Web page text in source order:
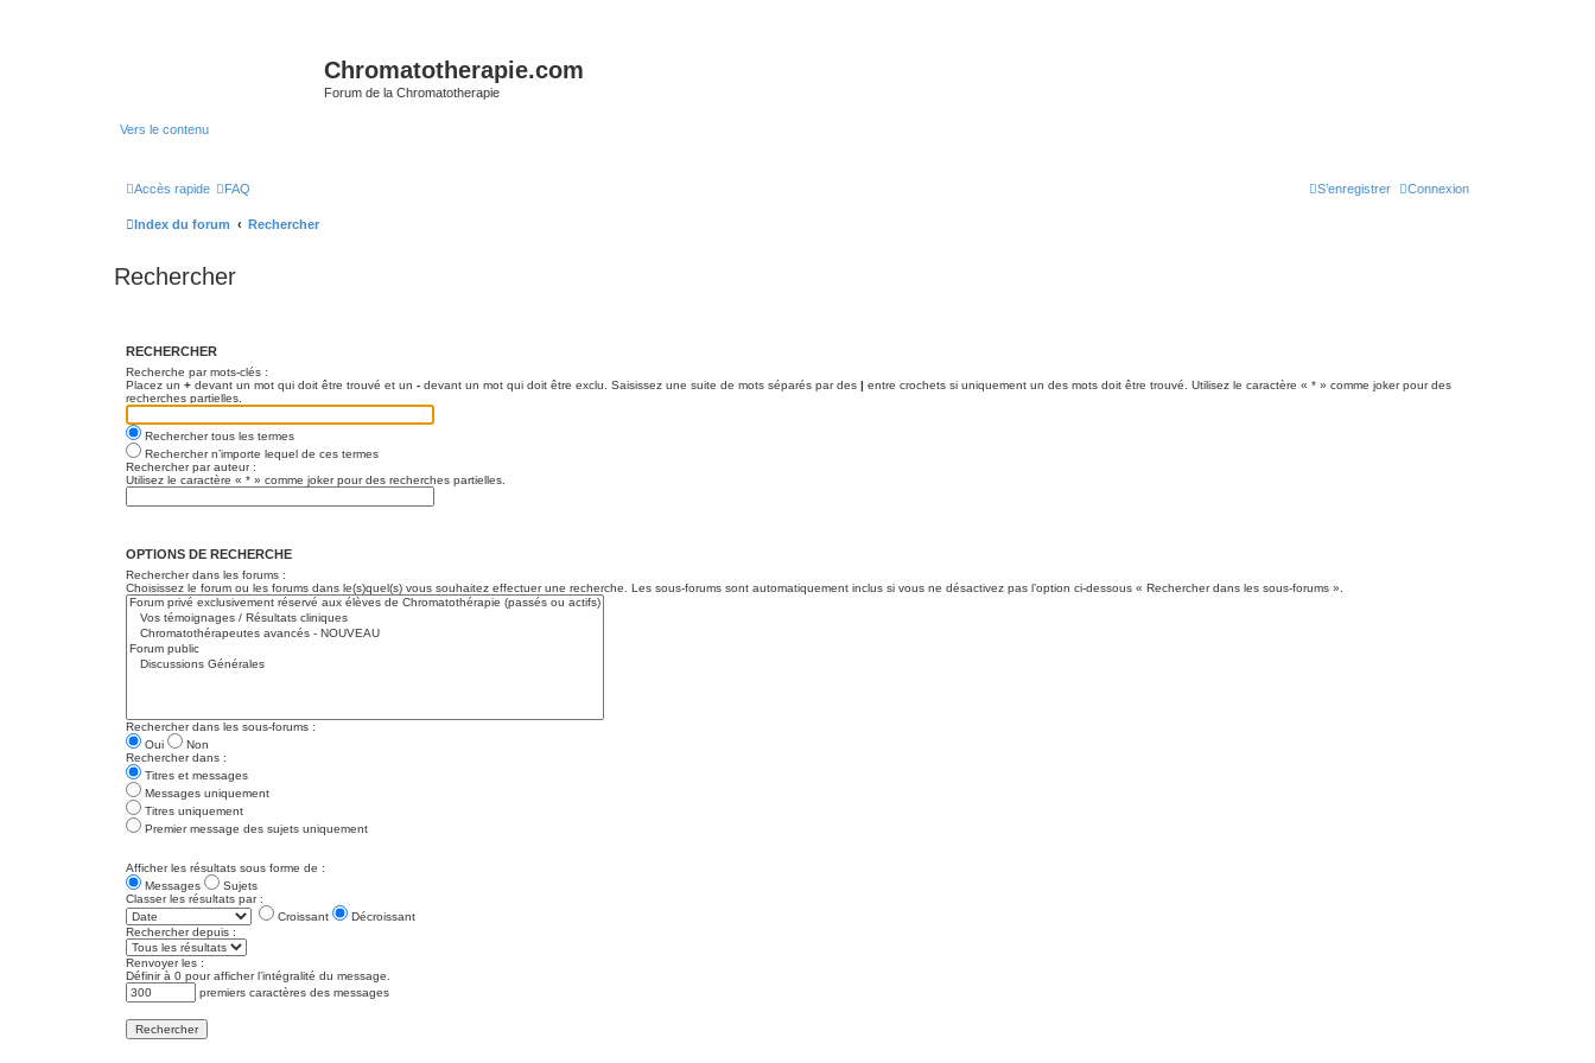
Chromatotherapie.com
Forum de la Chromatotherapie
Vers le contenu
Accès rapide FAQ Connexion
S’enregistrer
Index du forum Rechercher
Rechercher
RECHERCHER
Recherche par mots-clés :
Placez un + devant un mot qui doit être trouvé et un - devant un mot qui doit être exclu. Saisissez une suite de mots séparés par des | entre crochets si uniquement un des mots doit être trouvé. Utilisez le caractère « * » comme joker pour des
recherches partielles.
Rechercher tous les termes
Rechercher n’importe lequel de ces termes
Rechercher par auteur :
Utilisez le caractère « * » comme joker pour des recherches partielles.
OPTIONS DE RECHERCHE
Rechercher dans les forums :
Choisissez le forum ou les forums dans le(s)quel(s) vous souhaitez effectuer une recherche. Les sous-forums sont automatiquement inclus si vous ne désactivez pas l’option ci-dessous « Rechercher dans les sous-forums ».
Rechercher dans les sous-forums :
Oui
Non
Rechercher dans :
Titres et messages
Messages uniquement
Titres uniquement
Premier message des sujets uniquement
Afficher les résultats sous forme de :
Messages
Sujets
Classer les résultats par :
Croissant
Décroissant
Rechercher depuis :
Renvoyer les :
Définir à 0 pour afficher l’intégralité du message.
premiers caractères des messages